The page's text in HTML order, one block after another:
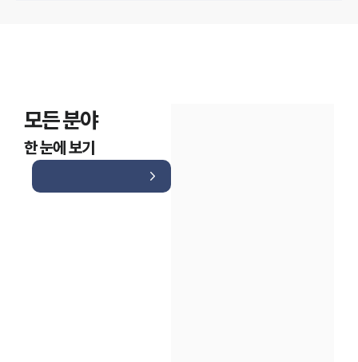
모든 분야
한 눈에 보기